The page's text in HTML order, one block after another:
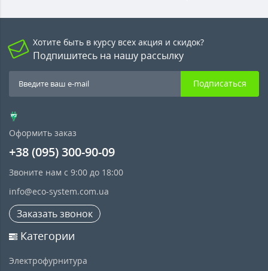
Хотите быть в курсу всех акция и скидок?
Подпишитесь на нашу рассылку
Подписаться
Оформить заказ
+38 (095) 300-90-09
Звоните нам с 9:00 до 18:00
info@eco-system.com.ua
Заказать звонок
Категории
Электрофурнитура